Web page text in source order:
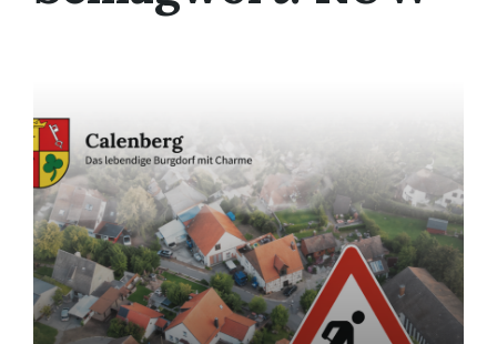
More